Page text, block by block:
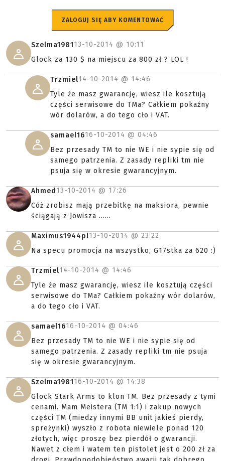
ZALOGUJ SIĘ ABY KOMENTOWAĆ
Szelma198113-10-2014 @ 10:11
Glock za 130 $ na miejscu za 800 zł ? LOL !
Trzmiel14-10-2014 @ 14:46
Tyle że masz gwarancję, wiesz ile kosztują
części serwisowe do TMa? Całkiem pokaźny
wór dolarów, a do tego cło i VAT.
samael1616-10-2014 @ 04:46
Bez przesady TM to nie WE i nie sypie się od
samego patrzenia. Z zasady repliki tm nie
psuja się w okresie gwarancyjnym.
Ahmed 13-10-2014 @ 17:26
Cóż zrobisz mają przebitkę na maksiora, pewnie
ściągają z Jowisza ......
Maximus1944pl13-10-2014 @ 23:22
Na specu promocja na wszystko, G17stka za 620 :)
Trzmiel14-10-2014 @ 14:46
Tyle że masz gwarancję, wiesz ile kosztują części
serwisowe do TMa? Całkiem pokaźny wór dolarów,
a do tego cło i VAT.
samael1616-10-2014 @ 04:46
Bez przesady TM to nie WE i nie sypie się od
samego patrzenia. Z zasady repliki tm nie psuja
się w okresie gwarancyjnym.
Szelma198116-10-2014 @ 14:38
Glock Stark Arms to klon TM. Bez przesady z tymi
cenami. Mam Meistera (TM 1:1) i zakup nowych
części TM (miedzy innymi BB unit jakieś pierdy,
spreżynki) wyszło z robota niewiele ponad 120
złotych, więc proszę bez pierdół o gwarancji.
Nawet z cłem i watem ten pistolet jest o 200 zł za